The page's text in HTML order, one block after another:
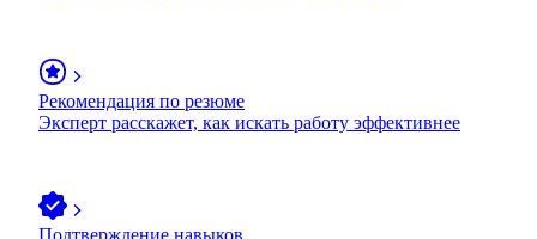
Рекомендация по резюме
Эксперт расскажет, как искать работу эффективнее
Подтверждение навыков